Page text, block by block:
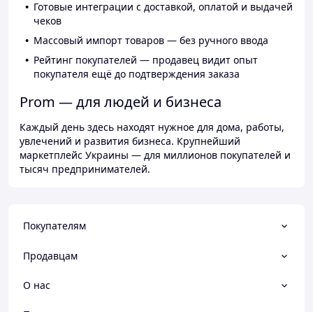
Готовые интеграции с доставкой, оплатой и выдачей
чеков
Массовый импорт товаров — без ручного ввода
Рейтинг покупателей — продавец видит опыт
покупателя ещё до подтверждения заказа
Prom — для людей и бизнеса
Каждый день здесь находят нужное для дома, работы,
увлечений и развития бизнеса. Крупнейший
маркетплейс Украины — для миллионов покупателей и
тысяч предпринимателей.
Покупателям
Продавцам
О нас